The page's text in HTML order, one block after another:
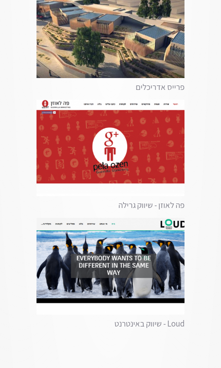
פרייס אדריכלים
פה לאוזן - שיווק גרילה
Loud - שיווק באינטרנט